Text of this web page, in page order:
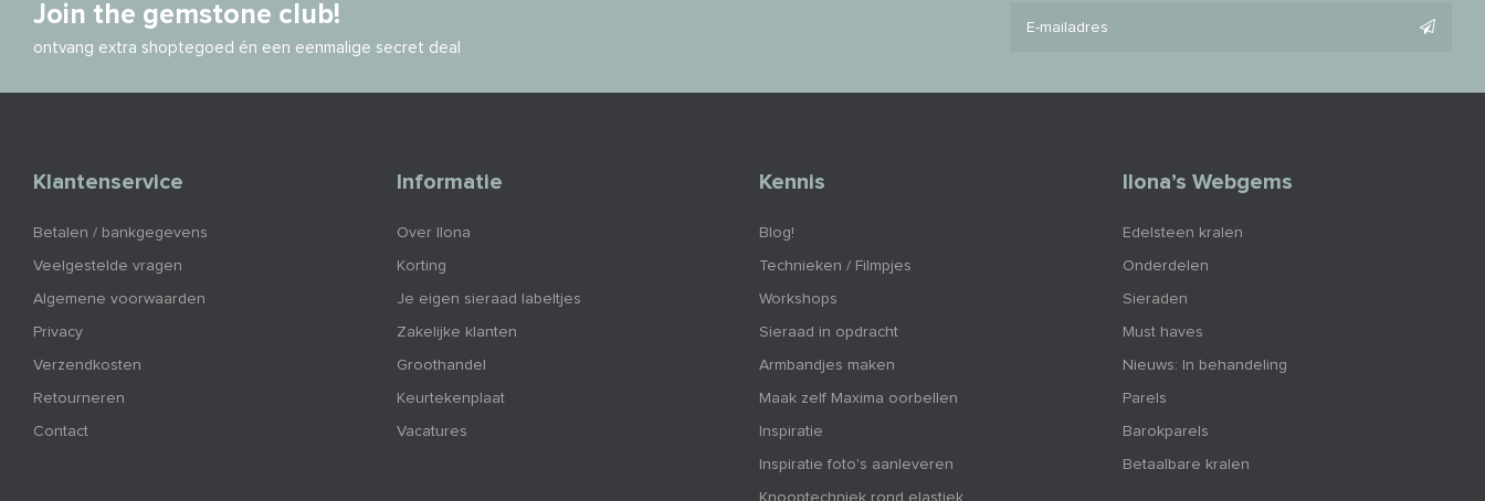
Join the gemstone club!
ontvang extra shoptegoed én een eenmalige secret deal
Klantenservice
Betalen / bankgegevens
Veelgestelde vragen
Algemene voorwaarden
Privacy
Verzendkosten
Retourneren
Contact
Informatie
Over Ilona
Korting
Je eigen sieraad labeltjes
Zakelijke klanten
Groothandel
Keurtekenplaat
Vacatures
Kennis
Blog!
Technieken / Filmpjes
Workshops
Sieraad in opdracht
Armbandjes maken
Maak zelf Maxima oorbellen
Inspiratie
Inspiratie foto's aanleveren
Ilona’s Webgems
Edelsteen kralen
Onderdelen
Sieraden
Must haves
Nieuws: In behandeling
Parels
Barokparels
Betaalbare kralen